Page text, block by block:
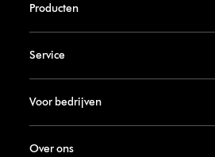
Producten
Service
Voor bedrijven
Over ons